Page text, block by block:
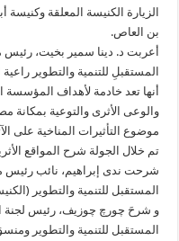
الزيارة الكنيسة المعلقة
بن العاص.
أعربت د. دينا سمير بخيت،
المستقبلِ للتنمية والتطوير
أنها تعد خادمة لأهداف المؤسسة
والوعى الأثرى والتوعية
موضوع التأثيرات المناخية على
تم خلال الجولة شرح المواقع
شرحت ندى إبراهيم، نائب
المستقبل للتنمية والتطوير
و شرحَ چورچ چوزيف، رئيس لجنة
المستقبل للتنمية والتطوير